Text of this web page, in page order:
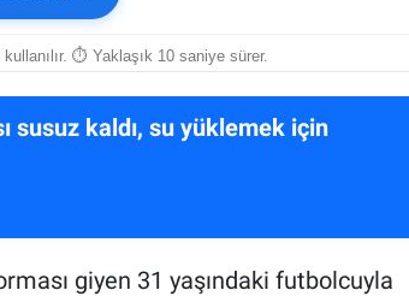
kullanılır. ⏱ Yaklaşık 10 saniye sürer.
susuz kaldı, su yüklemek için
giyen 31 yaşındaki futbolcuyla